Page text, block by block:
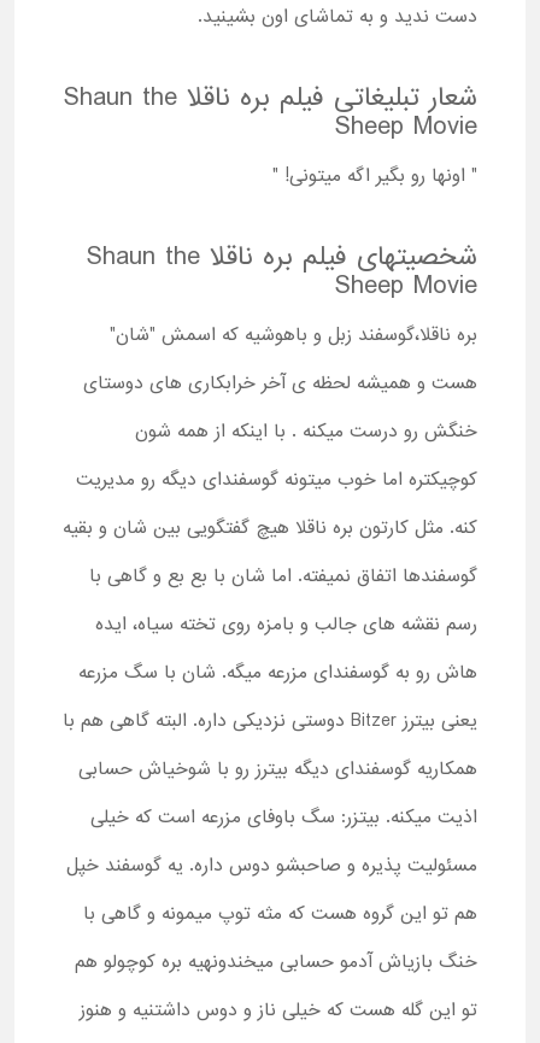
دست ندید و به تماشای اون بشینید.
شعار تبلیغاتی فیلم بره ناقلا Shaun the
Sheep Movie
" اونها رو بگیر اگه میتونی! "
شخصیتهای فیلم بره ناقلا Shaun the
Sheep Movie
بره ناقلا،گوسفند زبل و باهوشیه که اسمش "شان"
هست و همیشه لحظه ی آخر خرابکاری های دوستای
خنگش رو درست میکنه . با اینکه از همه شون
کوچیکتره اما خوب میتونه گوسفندای دیگه رو مدیریت
کنه. مثل کارتون بره ناقلا هیچ گفتگویی بین شان و بقیه
گوسفندها اتفاق نمیفته. اما شان با بع بع و گاهی با
رسم نقشه های جالب و بامزه روی تخته سیاه، ایده
هاش رو به گوسفندای مزرعه میگه. شان با سگ مزرعه
یعنی بیترز Bitzer دوستی نزدیکی داره. البته گاهی هم با
همکاریه گوسفندای دیگه بیترز رو با شوخیاش حسابی
اذیت میکنه. بیتزر: سگ باوفای مزرعه است که خیلی
مسئولیت پذیره و صاحبشو دوس داره. یه گوسفند خپل
هم تو این گروه هست که مثه توپ میمونه و گاهی با
خنگ بازیاش آدمو حسابی میخندونهیه بره کوچولو هم
تو این گله هست که خیلی ناز و دوس داشتنیه و هنوز